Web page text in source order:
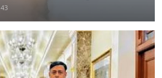
43